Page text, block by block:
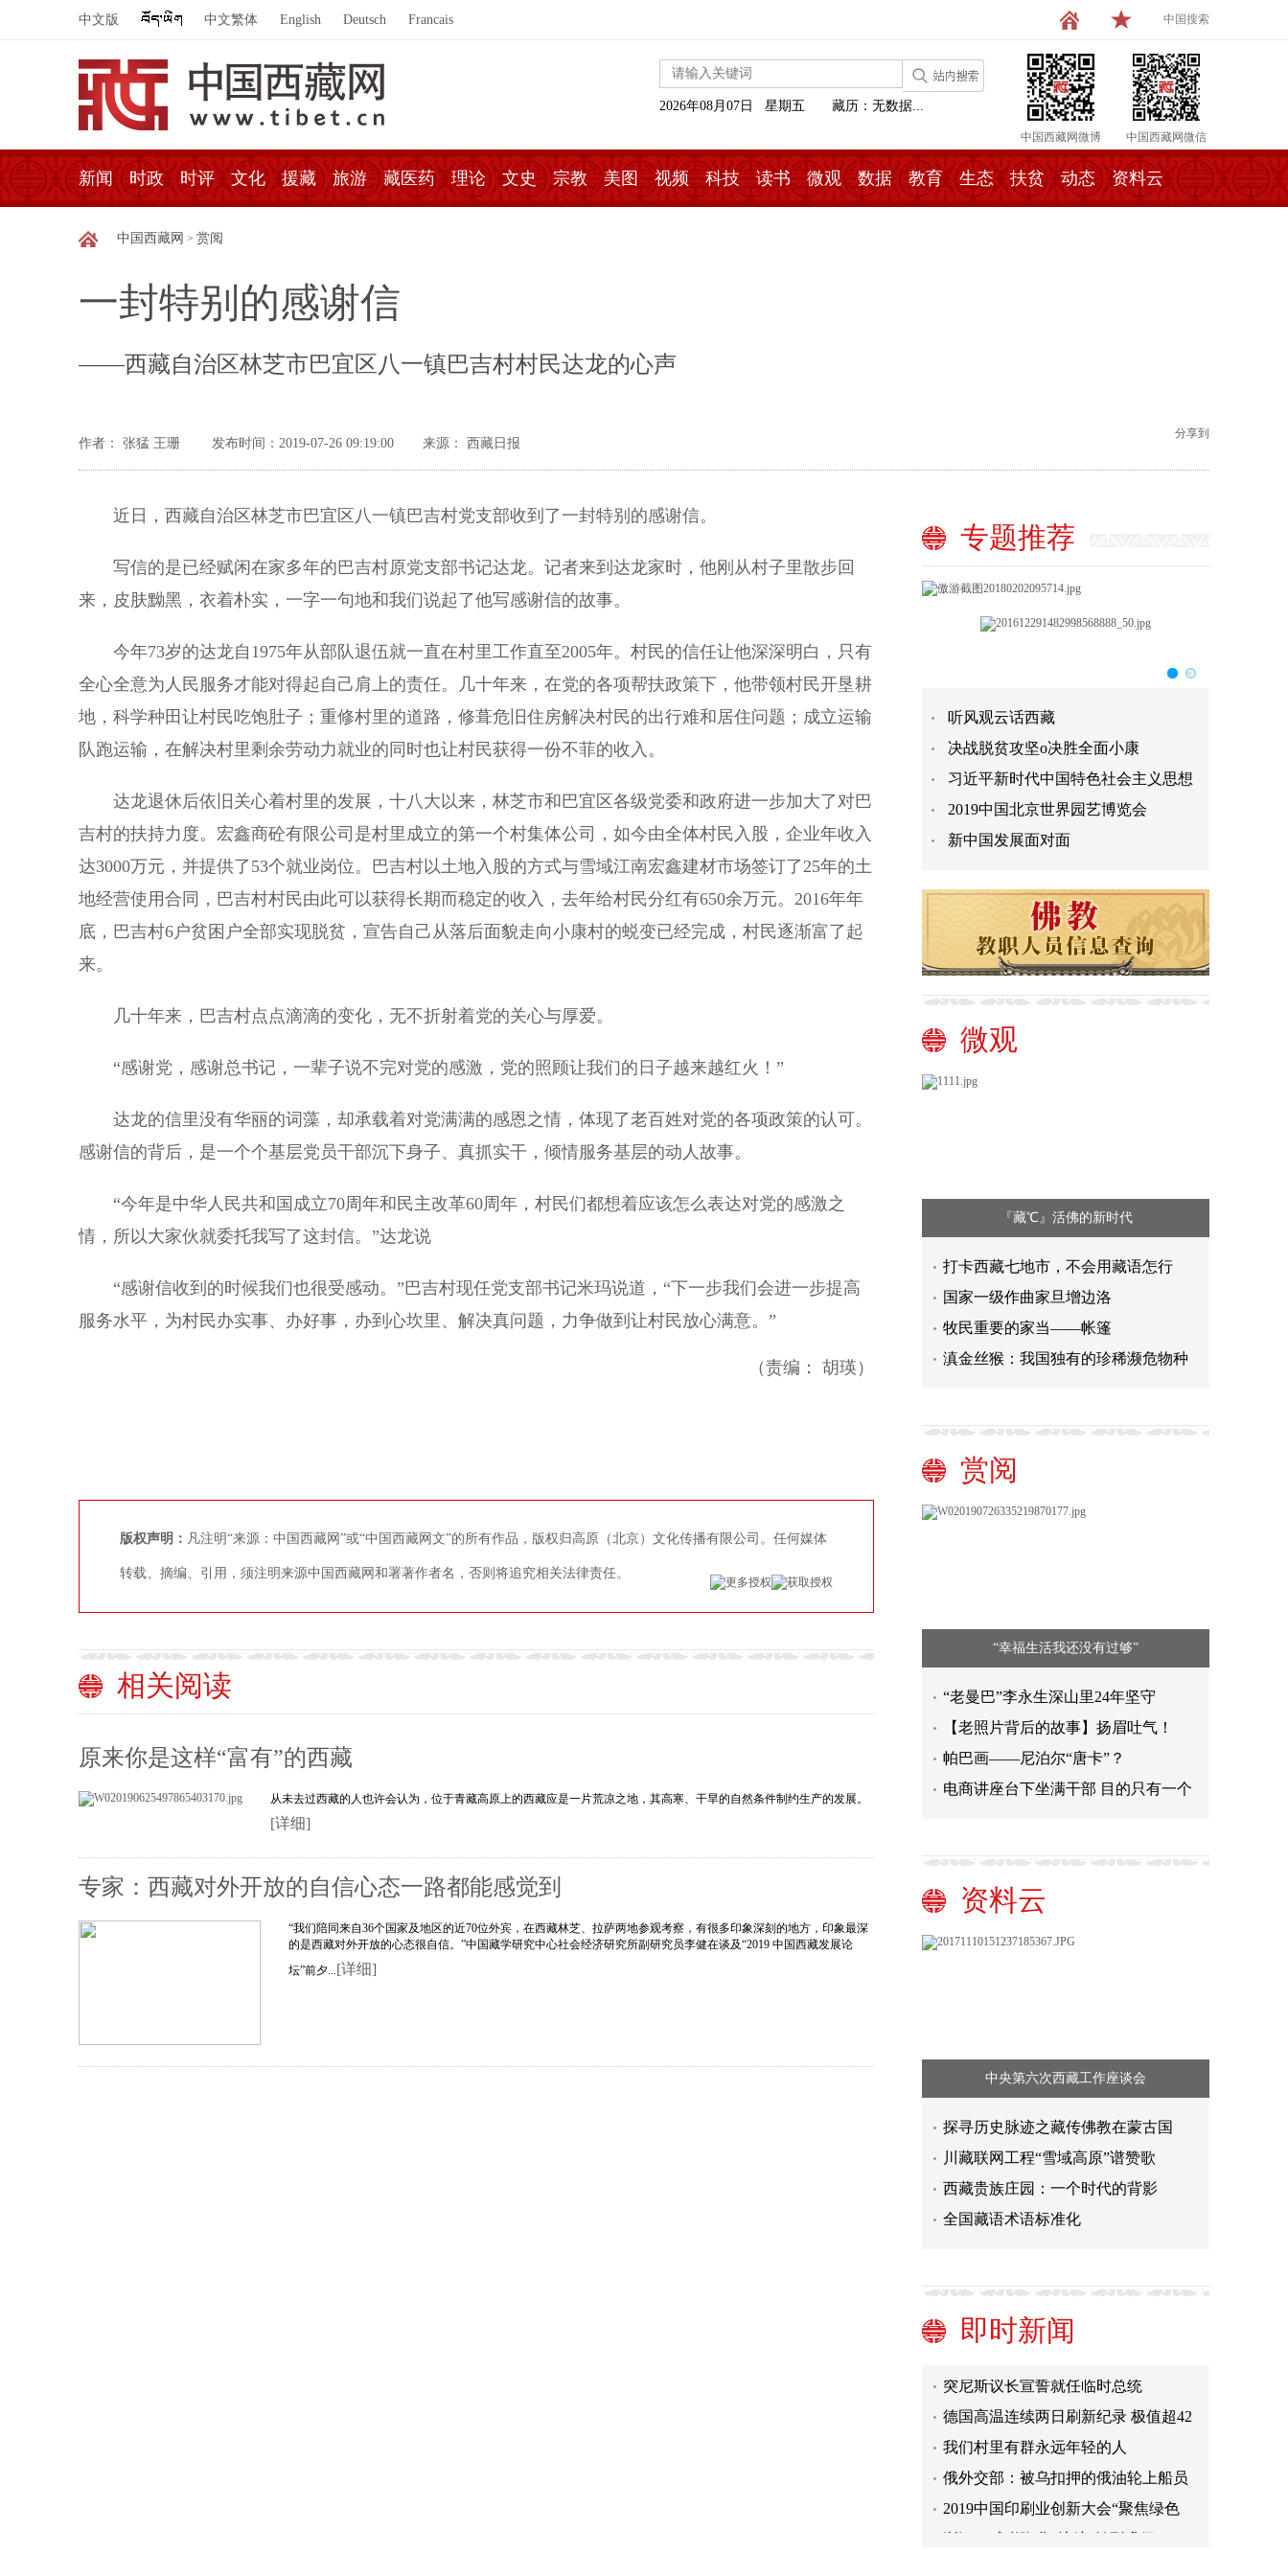
中文版 中文繁体 English Deutsch Francais 中国搜索
中国西藏网微博 中国西藏网微信
2026年08月07日 星期五 藏历：无数据...
新闻 时政 时评 文化 援藏 旅游 藏医药 理论 文史 宗教 美图 视频 科技 读书 微观 数据 教育 生态 扶贫 动态 资料云
中国西藏网 > 赏阅
一封特别的感谢信
——西藏自治区林芝市巴宜区八一镇巴吉村村民达龙的心声
作者： 张猛 王珊 发布时间：2019-07-26 09:19:00 来源： 西藏日报
分享到
近日，西藏自治区林芝市巴宜区八一镇巴吉村党支部收到了一封特别的感谢信。
写信的是已经赋闲在家多年的巴吉村原党支部书记达龙。记者来到达龙家时，他刚从村子里散步回
来，皮肤黝黑，衣着朴实，一字一句地和我们说起了他写感谢信的故事。
今年73岁的达龙自1975年从部队退伍就一直在村里工作直至2005年。村民的信任让他深深明白，只有
全心全意为人民服务才能对得起自己肩上的责任。几十年来，在党的各项帮扶政策下，他带领村民开垦耕
地，科学种田让村民吃饱肚子；重修村里的道路，修葺危旧住房解决村民的出行难和居住问题；成立运输
队跑运输，在解决村里剩余劳动力就业的同时也让村民获得一份不菲的收入。
达龙退休后依旧关心着村里的发展，十八大以来，林芝市和巴宜区各级党委和政府进一步加大了对巴
吉村的扶持力度。宏鑫商砼有限公司是村里成立的第一个村集体公司，如今由全体村民入股，企业年收入
达3000万元，并提供了53个就业岗位。巴吉村以土地入股的方式与雪域江南宏鑫建材市场签订了25年的土
地经营使用合同，巴吉村村民由此可以获得长期而稳定的收入，去年给村民分红有650余万元。2016年年
底，巴吉村6户贫困户全部实现脱贫，宣告自己从落后面貌走向小康村的蜕变已经完成，村民逐渐富了起
来。
几十年来，巴吉村点点滴滴的变化，无不折射着党的关心与厚爱。
“感谢党，感谢总书记，一辈子说不完对党的感激，党的照顾让我们的日子越来越红火！”
达龙的信里没有华丽的词藻，却承载着对党满满的感恩之情，体现了老百姓对党的各项政策的认可。
感谢信的背后，是一个个基层党员干部沉下身子、真抓实干，倾情服务基层的动人故事。
“今年是中华人民共和国成立70周年和民主改革60周年，村民们都想着应该怎么表达对党的感激之
情，所以大家伙就委托我写了这封信。”达龙说
“感谢信收到的时候我们也很受感动。”巴吉村现任党支部书记米玛说道，“下一步我们会进一步提高
服务水平，为村民办实事、办好事，办到心坎里、解决真问题，力争做到让村民放心满意。”
（责编： 胡瑛）
版权声明： 凡注明“来源：中国西藏网”或“中国西藏网文”的所有作品，版权归高原（北京）文化传播有限公司。任何媒体
转载、摘编、引用，须注明来源中国西藏网和署著作者名，否则将追究相关法律责任。
相关阅读
原来你是这样“富有”的西藏
从未去过西藏的人也许会认为，位于青藏高原上的西藏应是一片荒凉之地，其高寒、干旱的自然条件制约生产的发展。
[详细]
专家：西藏对外开放的自信心态一路都能感觉到
“我们陪同来自36个国家及地区的近70位外宾，在西藏林芝、拉萨两地参观考察，有很多印象深刻的地方，印象最深
的是西藏对外开放的心态很自信。”中国藏学研究中心社会经济研究所副研究员李健在谈及“2019 中国西藏发展论
坛”前夕...[详细]
专题推荐
听风观云话西藏
决战脱贫攻坚o决胜全面小康
习近平新时代中国特色社会主义思想
2019中国北京世界园艺博览会
新中国发展面对面
微观
『藏℃』活佛的新时代
打卡西藏七地市，不会用藏语怎行
国家一级作曲家旦增边洛
牧民重要的家当——帐篷
滇金丝猴：我国独有的珍稀濒危物种
赏阅
“幸福生活我还没有过够”
“老曼巴”李永生深山里24年坚守
【老照片背后的故事】扬眉吐气！
帕巴画——尼泊尔“唐卡”？
电商讲座台下坐满干部 目的只有一个
资料云
中央第六次西藏工作座谈会
探寻历史脉迹之藏传佛教在蒙古国
川藏联网工程“雪域高原”谱赞歌
西藏贵族庄园：一个时代的背影
全国藏语术语标准化
即时新闻
护需增强国际合作
中国医疗队队员默默奉献赢得东帝汶